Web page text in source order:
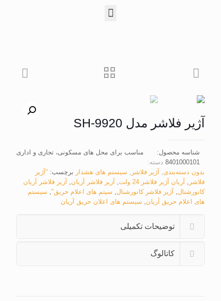
آژیر فلاشر مدل SH-9920
مناسب برای محل های مسکونی، تجاری و اداری
شناسه محصول:
8401000101 دسته:
بدون دسته‌بندی, آژیر فلاشر , سیستم های هشدار برچسب: "آژیر
فلاشر , آریان آژیر فلاشر 24 ولت , آزیر فلاشر آریان, آزیر فلاشر آریان
کانورشنال, آژیر فلاشر کانورشنال, سیتم های اعلام حریق", سیستم
های اعلام حریق آریان, سیستم های اعلان حریق آریان
توضیحات تکمیلی
کاتالوگ